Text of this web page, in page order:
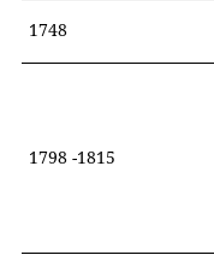
1748
1798 -1815